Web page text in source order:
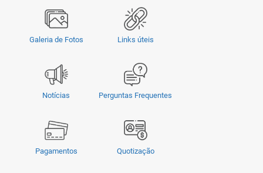
Galeria de Fotos Links úteis
Notícias Perguntas Frequentes
Pagamentos Quotização